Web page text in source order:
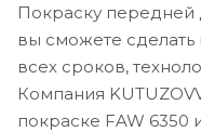
Покраску
вы сможете
всех сроков,
Компания
покраске FAW 6350